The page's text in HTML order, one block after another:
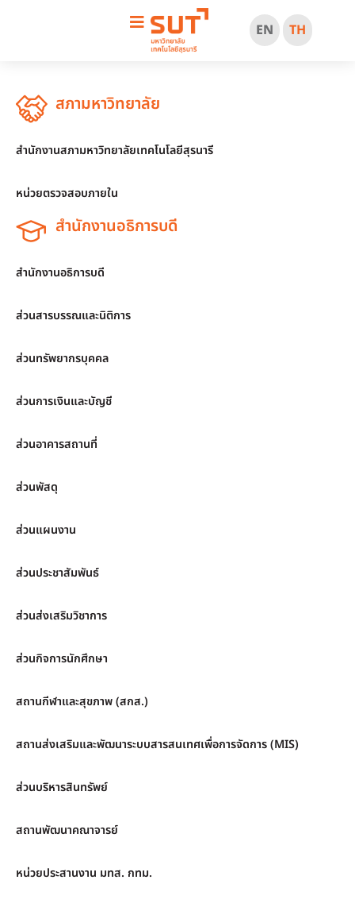
EN TH
สภามหาวิทยาลัย
สำนักงานสภามหาวิทยาลัยเทคโนโลยีสุรนารี
หน่วยตรวจสอบภายใน
สำนักงานอธิการบดี
สำนักงานอธิการบดี
ส่วนสารบรรณและนิติการ
ส่วนทรัพยากรบุคคล
ส่วนการเงินและบัญชี
ส่วนอาคารสถานที่
ส่วนพัสดุ
ส่วนแผนงาน
ส่วนประชาสัมพันธ์
ส่วนส่งเสริมวิชาการ
ส่วนกิจการนักศึกษา
สถานกีฬาและสุขภาพ (สกส.)
สถานส่งเสริมและพัฒนาระบบสารสนเทศเพื่อการจัดการ (MIS)
ส่วนบริหารสินทรัพย์
สถานพัฒนาคณาจารย์
หน่วยประสานงาน มทส. กทม.